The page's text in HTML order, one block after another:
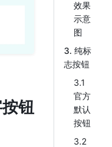
钮
效果
示意
图
3. 纯标
志按钮
3.1
官方
默认
按钮
3.2